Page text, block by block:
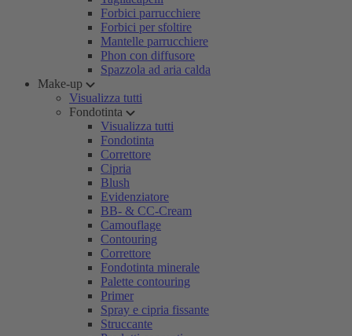
Forbici parrucchiere
Forbici per sfoltire
Mantelle parrucchiere
Phon con diffusore
Spazzola ad aria calda
Make-up
Visualizza tutti
Fondotinta
Visualizza tutti
Fondotinta
Correttore
Cipria
Blush
Evidenziatore
BB- & CC-Cream
Camouflage
Contouring
Correttore
Fondotinta minerale
Palette contouring
Primer
Spray e cipria fissante
Struccante